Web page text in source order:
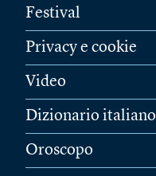
Festival
Privacy e cookie
Video
Dizionario italiano
Oroscopo